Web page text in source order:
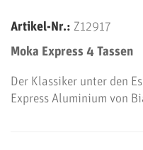
Artikel-Nr.: Z12917
Moka Express 4 Tassen
Der Klassiker unter den
Express Aluminium von